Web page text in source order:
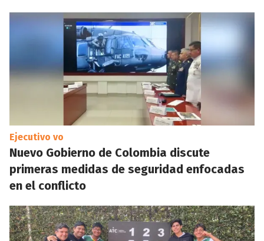
Ejecutivo vo
Nuevo Gobierno de Colombia discute
primeras medidas de seguridad enfocadas
en el conflicto